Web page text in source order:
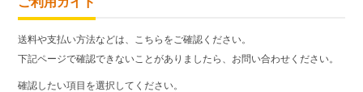
送料や支払い方法などは、こちらをご確認ください。
下記ページで確認できないことがありましたら、お問い合わせください。
確認したい項目を選択してください。